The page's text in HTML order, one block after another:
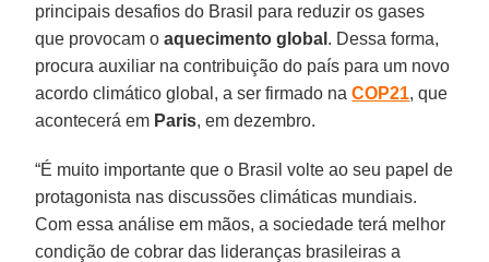
principais desafios do Brasil para reduzir os gases
que provocam oaquecimento global . Dessa forma,
procura auxiliar na contribuição do país para um novo
acordo climático global, a ser firmado naCOP21, que
acontecerá em Paris, em dezembro.
“É muito importante que o Brasil volte ao seu papel de
protagonista nas discussões climáticas mundiais.
Com essa análise em mãos, a sociedade terá melhor
condição de cobrar das lideranças brasileiras a